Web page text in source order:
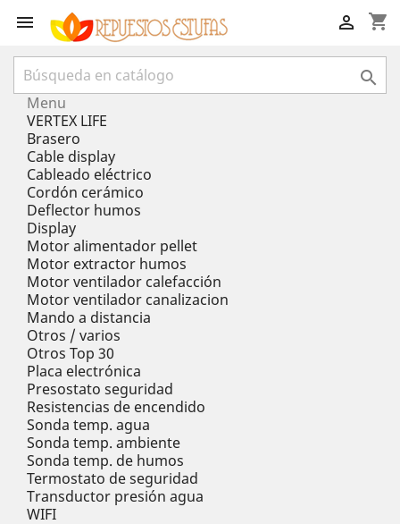
 shopping_cart


Menu
VERTEX LIFE
Brasero
Cable display
Cableado eléctrico
Cordón cerámico
Deflector humos
Display
Motor alimentador pellet
Motor extractor humos
Motor ventilador calefacción
Motor ventilador canalizacion
Mando a distancia
Otros / varios
Otros Top 30
Placa electrónica
Presostato seguridad
Resistencias de encendido
Sonda temp. agua
Sonda temp. ambiente
Sonda temp. de humos
Termostato de seguridad
Transductor presión agua
WIFI